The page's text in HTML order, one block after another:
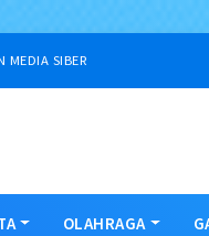
MEDIA SIBER
OLAHRAGA